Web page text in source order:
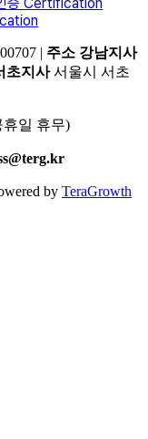
| 주소 강남지사
초지사서울시 서초
휴일 휴무)
by TeraGrowth